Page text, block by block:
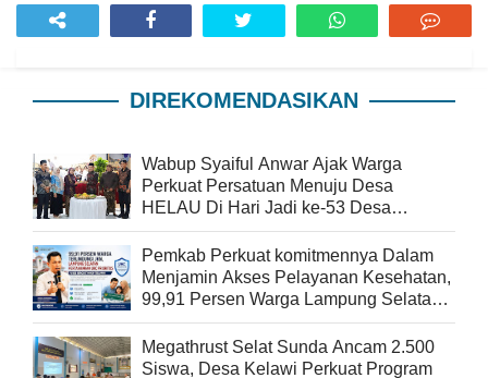
DIREKOMENDASIKAN
Wabup Syaiful Anwar Ajak Warga
Perkuat Persatuan Menuju Desa
HELAU Di Hari Jadi ke-53 Desa
Beringin Kencana
Pemkab Perkuat komitmennya Dalam
Menjamin Akses Pelayanan Kesehatan,
99,91 Persen Warga Lampung Selatan
Terlindungi JKN
Megathrust Selat Sunda Ancam 2.500
Siswa, Desa Kelawi Perkuat Program